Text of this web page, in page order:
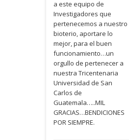
a este equipo de
Investigadores que
pertenecemos a nuestro
bioterio, aportare lo
mejor, para el buen
funcionamiento…un
orgullo de pertenecer a
nuestra Tricentenaria
Universidad de San
Carlos de
Guatemala…..MIL
GRACIAS…BENDICIONES
POR SIEMPRE.